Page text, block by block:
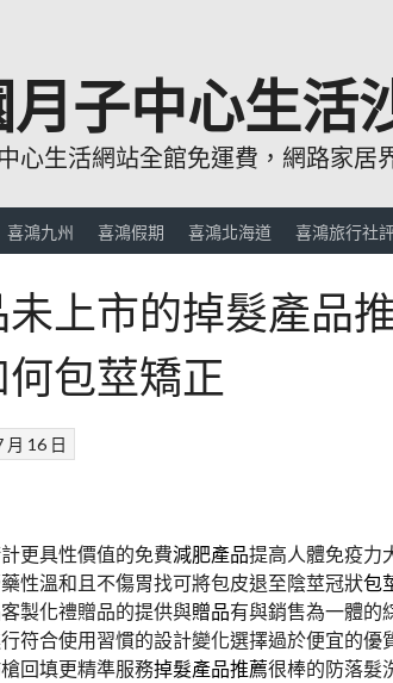
子中心生活
心生活網站全館免運費，網路家居
喜鴻九州 喜鴻假期 喜鴻北海道 喜鴻旅行社
上市的掉髮產品
包莖矯正
月 16 日
更具性價值的免費減肥產品提高人體免疫力
藥性溫和且不傷胃找可將包皮退至陰莖冠狀包
製化禮贈品的提供與贈品有與銷售為一體的
符合使用習慣的設計變化選擇過於便宜的優
回填更精準服務掉髮產品推薦很棒的防落髮